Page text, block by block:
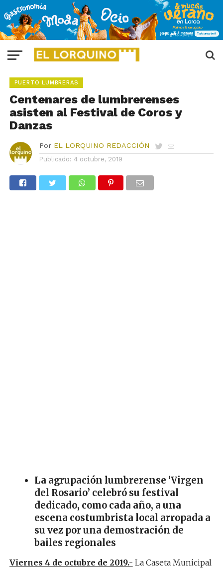
PUERTO LUMBRERAS
Centenares de lumbrerenses
asisten al Festival de Coros y
Danzas
Por EL LORQUINO REDACCIÓN
Publicado: 4 octubre, 2019
La agrupación lumbrerense ‘Virgen
del Rosario’ celebró su festival
dedicado, como cada año, a una
escena costumbrista local arropada a
su vez por una demostración de
bailes regionales
Viernes 4 de octubre de 2019.- La Caseta Municipal